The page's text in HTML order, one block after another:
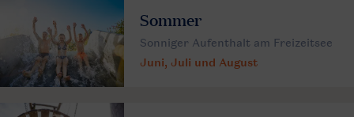
Sommer
Sonniger Aufenthalt am Freizeitsee
Juni, Juli und August